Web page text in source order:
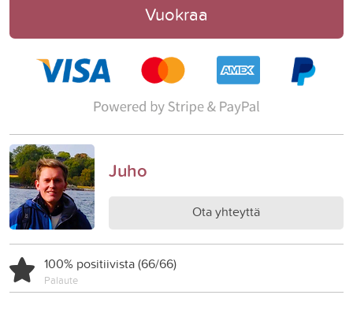
Vuokraa
Juho
Ota yhteyttä
100% positiivista (66/66)
Palaute